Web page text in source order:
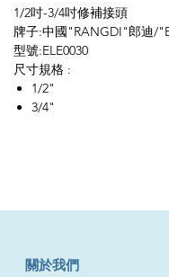
1/2吋-3/4吋修補接頭
牌子:中國"RANGDI"郎迪/
型號:ELE0030
尺寸規格 :
1/2"
3/4"
​關於我們